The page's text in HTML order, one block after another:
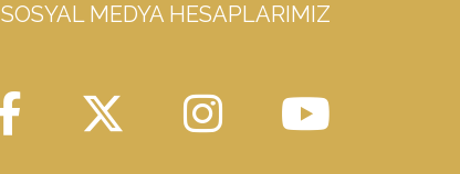
SOSYAL MEDYA HESAPLARIMIZ